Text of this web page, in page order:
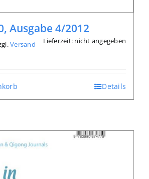
Ausgabe 4/2012
Versand Lieferzeit: nicht angegeben
Details